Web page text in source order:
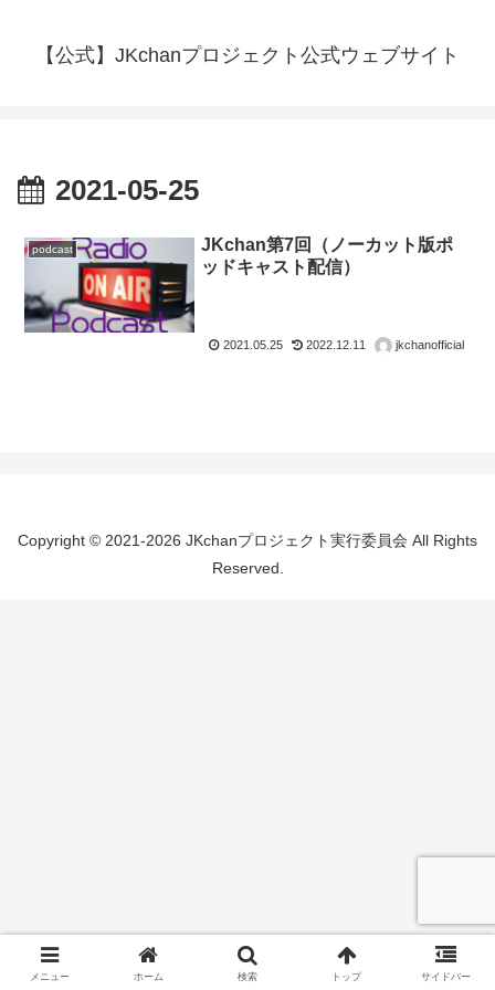
【公式】JKchanプロジェクト公式ウェブサイト
2021-05-25
podcast
JKchan第7回（ノーカット版ポ
ッドキャスト配信）
2021.05.25 2022.12.11 jkchanofficial
Copyright © 2021-2026 JKchanプロジェクト実行委員会 All Rights
Reserved.
メニュー ホーム 検索 トップ サイドバー